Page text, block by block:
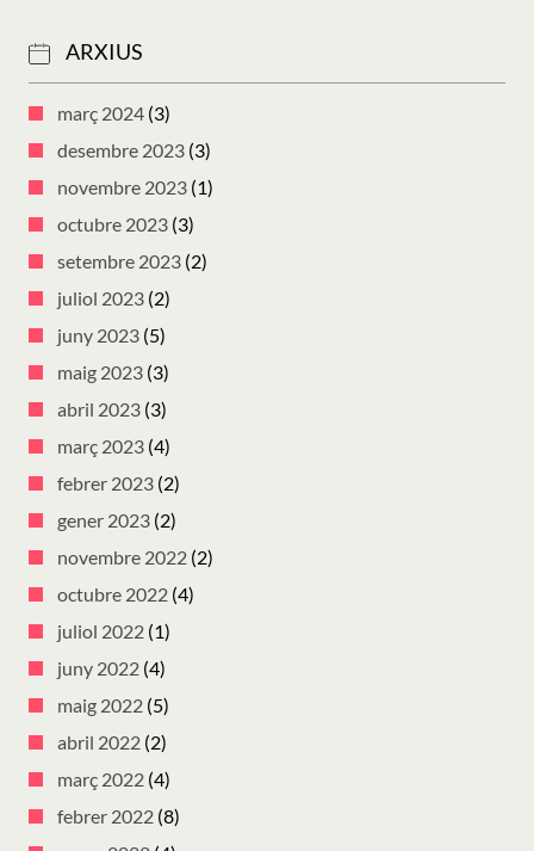
ARXIUS
març 2024 (3)
desembre 2023 (3)
novembre 2023 (1)
octubre 2023 (3)
setembre 2023 (2)
juliol 2023 (2)
juny 2023 (5)
maig 2023 (3)
abril 2023 (3)
març 2023 (4)
febrer 2023 (2)
gener 2023 (2)
novembre 2022 (2)
octubre 2022 (4)
juliol 2022 (1)
juny 2022 (4)
maig 2022 (5)
abril 2022 (2)
març 2022 (4)
febrer 2022 (8)